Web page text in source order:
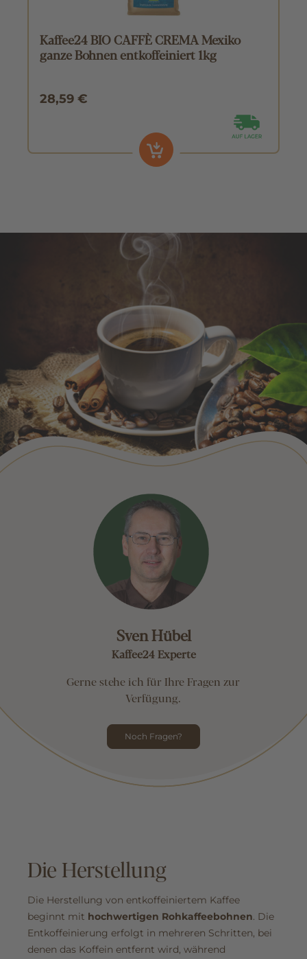
Kaffee24 BIO CAFFÈ CREMA Mexiko
ganze Bohnen entkoffeiniert 1kg
28,59 €
Sven Hübel
Kaffee24 Experte
Gerne stehe ich für Ihre Fragen zur
Verfügung.
Noch Fragen?
Die Herstellung
Die Herstellung von entkoffeiniertem Kaffee
beginnt mit hochwertigen Rohkaffeebohnen. Die
Entkoffeinierung erfolgt in mehreren Schritten, bei
denen das Koffein entfernt wird, während